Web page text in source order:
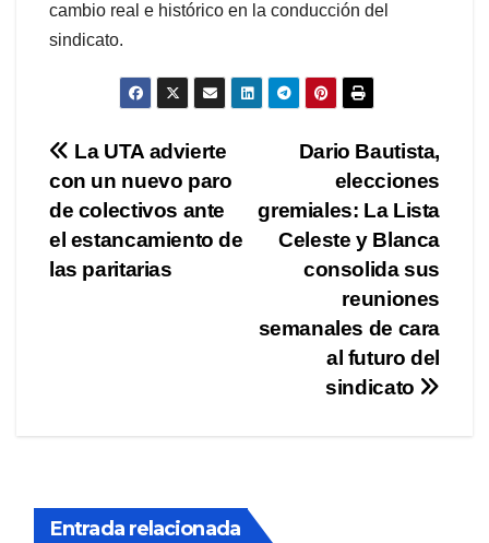
cambio real e histórico en la conducción del
sindicato.
Navegación
de
entradas
Dario Bautista,
elecciones
gremiales: La Lista
Celeste y Blanca
consolida sus
reuniones
semanales de cara
al futuro del
sindicato
La UTA advierte
con un nuevo paro
de colectivos ante
el estancamiento de
las paritarias
Entrada relacionada